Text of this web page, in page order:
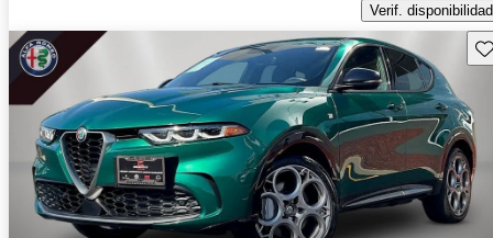
Verif. disponibilidad